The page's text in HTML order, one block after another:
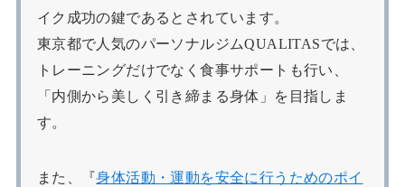
イク成功の鍵であるとされています。
東京都で人気のパーソナルジムQUALITASでは、
トレーニングだけでなく食事サポートも行い、
「内側から美しく引き締まる身体」を目指しま
す。
また、『身体活動・運動を安全に行うためのポイ